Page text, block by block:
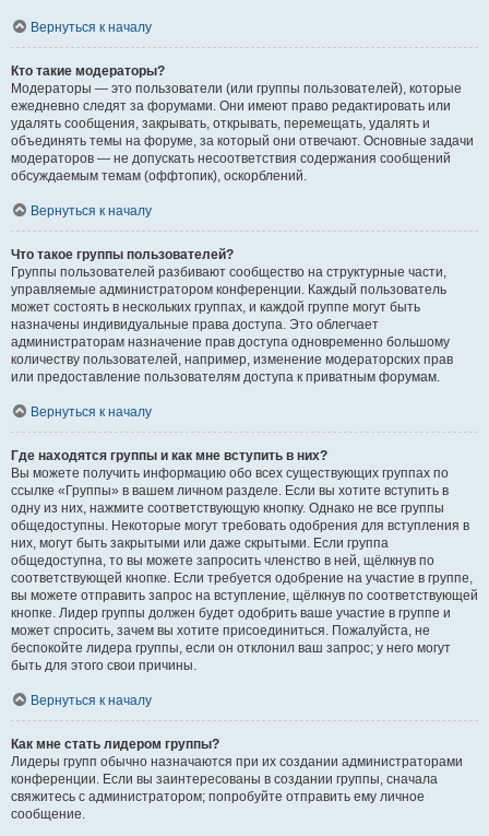
Вернуться к началу
Кто такие модераторы?
Модераторы — это пользователи (или группы пользователей), которые
ежедневно следят за форумами. Они имеют право редактировать или
удалять сообщения, закрывать, открывать, перемещать, удалять и
объединять темы на форуме, за который они отвечают. Основные задачи
модераторов — не допускать несоответствия содержания сообщений
обсуждаемым темам (оффтопик), оскорблений.
Вернуться к началу
Что такое группы пользователей?
Группы пользователей разбивают сообщество на структурные части,
управляемые администратором конференции. Каждый пользователь
может состоять в нескольких группах, и каждой группе могут быть
назначены индивидуальные права доступа. Это облегчает
администраторам назначение прав доступа одновременно большому
количеству пользователей, например, изменение модераторских прав
или предоставление пользователям доступа к приватным форумам.
Вернуться к началу
Где находятся группы и как мне вступить в них?
Вы можете получить информацию обо всех существующих группах по
ссылке «Группы» в вашем личном разделе. Если вы хотите вступить в
одну из них, нажмите соответствующую кнопку. Однако не все группы
общедоступны. Некоторые могут требовать одобрения для вступления в
них, могут быть закрытыми или даже скрытыми. Если группа
общедоступна, то вы можете запросить членство в ней, щёлкнув по
соответствующей кнопке. Если требуется одобрение на участие в группе,
вы можете отправить запрос на вступление, щёлкнув по соответствующей
кнопке. Лидер группы должен будет одобрить ваше участие в группе и
может спросить, зачем вы хотите присоединиться. Пожалуйста, не
беспокойте лидера группы, если он отклонил ваш запрос; у него могут
быть для этого свои причины.
Вернуться к началу
Как мне стать лидером группы?
Лидеры групп обычно назначаются при их создании администраторами
конференции. Если вы заинтересованы в создании группы, сначала
свяжитесь с администратором; попробуйте отправить ему личное
сообщение.